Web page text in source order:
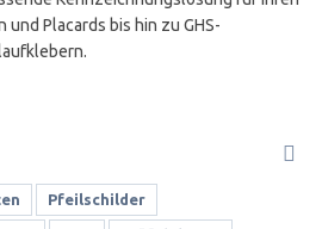
Placards bis hin zu GHS-
Pfeilschilder